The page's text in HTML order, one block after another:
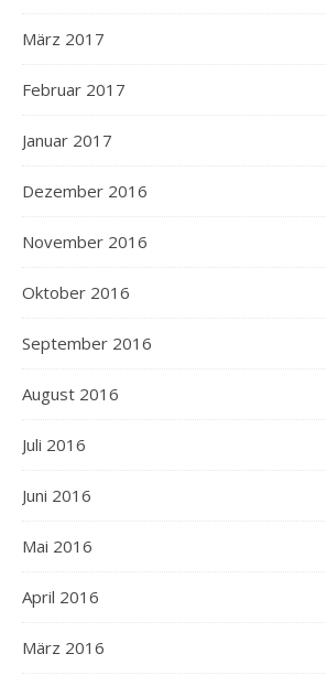
März 2017
Februar 2017
Januar 2017
Dezember 2016
November 2016
Oktober 2016
September 2016
August 2016
Juli 2016
Juni 2016
Mai 2016
April 2016
März 2016